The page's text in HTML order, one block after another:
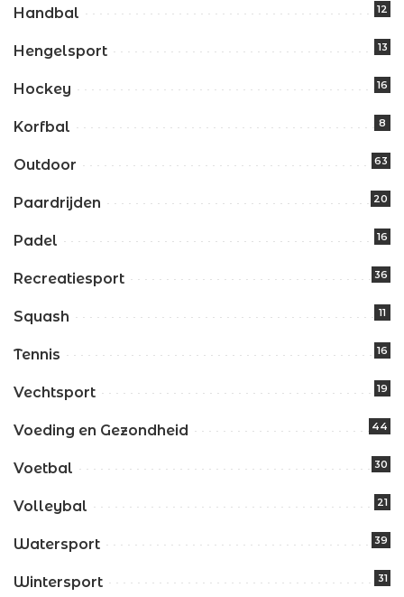
Handbal 12
Hengelsport 13
Hockey 16
Korfbal 8
Outdoor 63
Paardrijden 20
Padel 16
Recreatiesport 36
Squash 11
Tennis 16
Vechtsport 19
Voeding en Gezondheid 44
Voetbal 30
Volleybal 21
Watersport 39
Wintersport 31